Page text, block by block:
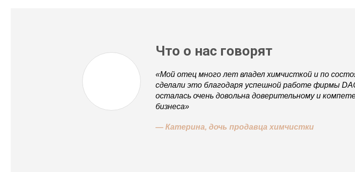
Что о нас говорят
«Мой отец много лет владел химчисткой и по
сделали это благодаря успешной работе фирмы
осталась очень довольна доверительному и
бизнеса»
— Катерина, дочь продавца химчистки